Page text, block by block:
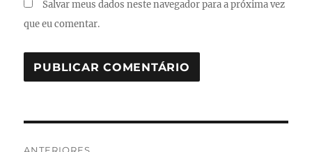
Salvar meus dados neste navegador para a próxima vez
que eu comentar.